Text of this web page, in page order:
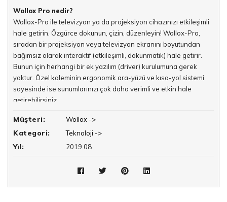
Wollox Pro nedir?
Wollox-Pro ile televizyon ya da projeksiyon cihazınızı etkileşimli
hale getirin. Özgürce dokunun, çizin, düzenleyin! Wollox-Pro,
sıradan bir projeksiyon veya televizyon ekranını boyutundan
bağımsız olarak interaktif (etkileşimli, dokunmatik) hale getirir.
Bunun için herhangi bir ek yazılım (driver) kurulumuna gerek
yoktur. Özel kaleminin ergonomik ara-yüzü ve kısa-yol sistemi
sayesinde ise sunumlarınızı çok daha verimli ve etkin hale
getirebilirsiniz.
Dokunmatik Kullanım
güçlendirilmiş akıllı sensörler, ekran önündeki ışık havuzunu
piksel detayında takip eder. Her hareketinizi bilgisayara
Özellikler
Müşteri: Wollox ->
Kategori: Teknoloji ->
Yıl: 2019.08